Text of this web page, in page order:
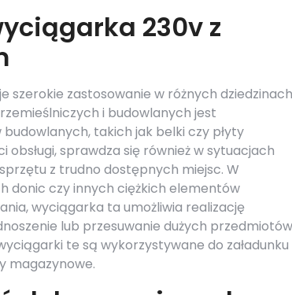
230v z
szerokie zastosowanie w różnych dziedzinach
i budowlanych jest
takich jak belki czy płyty
sprawdza się również w sytuacjach
z trudno dostępnych miejsc. W
donic czy innych ciężkich elementów
wyciągarka ta umożliwia realizację
lub przesuwanie dużych
te są wykorzystywane do załadunku
magazynowe.